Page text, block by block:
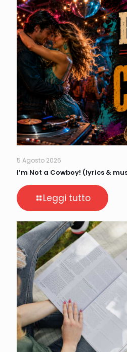
5 Agosto 2026
I’m Not a Cowboy! (lyrics &
Leggi tutto